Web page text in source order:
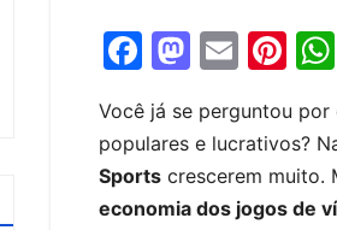
F
c
e
b
M
st
o
d
E
ai
l
Pi
er
e
st
Você já se perguntou por
populares e lucrativos?
Sportscrescerem muito.
economia dos jogos de